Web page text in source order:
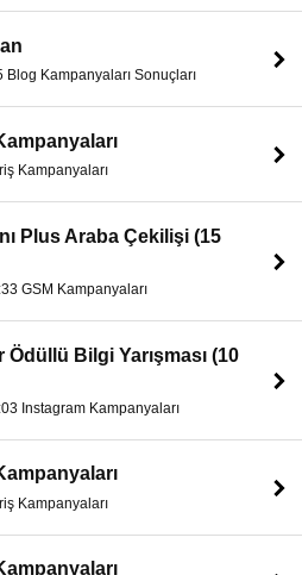
Kampanyaları Sonuçları
Kampanyaları
Plus Araba Çekilişi (15
GSM Kampanyaları
Bilgi Yarışması (10
Instagram Kampanyaları
Kampanyaları